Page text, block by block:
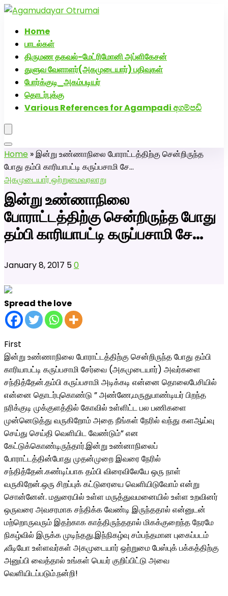
Home
பாடல்கள்
திருமண தகவல்-மேட்ரிமோனி அப்ளிகேசன்
துளுவ வேளாளர்(அகமுடையார்) பதிவுகள்
போர்க்குடி_அகம்படியர்
தொடர்புக்கு
Various References for Agampadi අගම්පඩි
Home »இன்று உண்ணாநிலை போராட்டத்திற்கு சென்றிருந்த
போது தம்பி காரியாபட்டி கருப்பசாமி சே…
அகமுடையார் ஒற்றுமைவரலாறு
இன்று உண்ணாநிலை
போராட்டத்திற்கு சென்றிருந்த போது
தம்பி காரியாபட்டி கருப்பசாமி சே…
January 8, 2017 50
Spread the love
First
இன்று உண்ணாநிலை போராட்டத்திற்கு சென்றிருந்த போது தம்பி
காரியாபட்டி கருப்பசாமி சேர்வை (அகமுடையார்) அவர்களை
சந்தித்தேன்.தம்பி கருப்பசாமி அடிக்கடி என்னை தொலைபேசியில்
என்னை தொடர்புகொண்டு ” அண்ணே,மருதுபாண்டியர் பிறந்த
நரிக்குடி முக்குளத்தில் கோவில் உள்ளிட்ட பல பணிகளை
முன்னெடுத்து வருகிறோம் அதை நீங்கள் நேரில் வந்து களஆய்வு
செய்து செய்தி வெளியிட வேண்டும்” என
கேட்டுக்கொண்டிருந்தார்.இன்று உண்னாநிலைப்
போராட்டத்தின்போது முதன்முறை இவரை நேரில்
சந்தித்தேன்.கண்டிப்பாக தம்பி விரைவிலேயே ஒரு நாள்
வருகிறேன்.ஒரு சிறப்புக் கட்டுரையை வெளியிடுவோம் என்று
சொன்னேன். மதுரையில் உள்ள மருத்துவமனையில் உள்ள உறவினர்
ஒருவரை அவசரமாக சந்திக்க வேண்டி இருந்ததால் என்னுடன்
மற்றொருவரும் இதற்காக காத்திருந்ததால் மிகக்குறைந்த நேரமே
நிகழ்வில் இருக்க முடிந்தது.இந்நிகழ்வு சம்பந்தமான புகைப்படம்
,வீடியோ உள்ளவர்கள் அகமுடையார் ஒற்றுமை பேஸ்புக் பக்கத்திற்கு
அனுப்பி வைத்தால் உங்கள் பெயர் குறிப்பிட்டு அவை
வெளியிடப்படும்.நன்றி!
அகமுடையார் திருமண வரன்களுக்கு அகமுடையார்மேட்ரி-